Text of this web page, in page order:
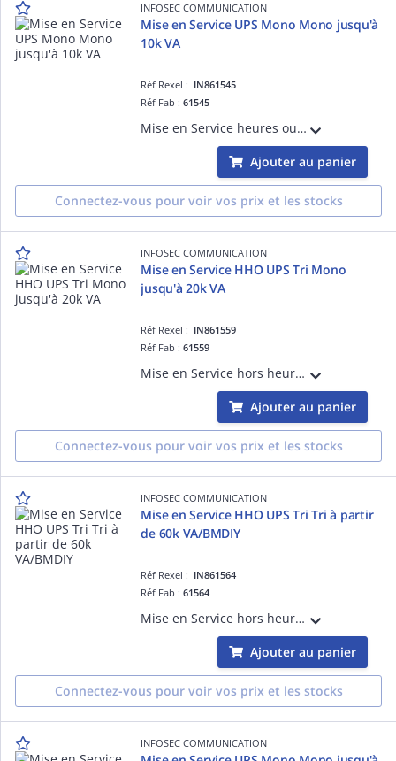
INFOSEC COMMUNICATION
Mise en Service UPS Mono Mono jusqu'à
10k VA
Réf Rexel : IN861545
Réf Fab :61545
Mise en Service heures ouvrées Onduleur Mono Mono jusqu'à 10k VA Hors Manutention, Enlèvement et Recyclage
Ajouter au panier
Connectez-vous pour voir vos prix et les stocks
INFOSEC COMMUNICATION
Mise en Service HHO UPS Tri Mono
jusqu'à 20k VA
Réf Rexel : IN861559
Réf Fab :61559
Mise en Service hors heures ouvrées Onduleur Tri Mono jusqu'à 20k VA (D365) Hors Manutention, Enlèvement, Recyclage sur toutes les refs
Ajouter au panier
Connectez-vous pour voir vos prix et les stocks
INFOSEC COMMUNICATION
Mise en Service HHO UPS Tri Tri à partir
de 60k VA/BMDIY
Réf Rexel : IN861564
Réf Fab :61564
Mise en Service hors heures ouvrées Onduleur Tri Tri à partir de 60k VA/BMDIY (D365) Hors Manutention, Enlèvement, Recyclage sur toutes les refs
Ajouter au panier
Connectez-vous pour voir vos prix et les stocks
INFOSEC COMMUNICATION